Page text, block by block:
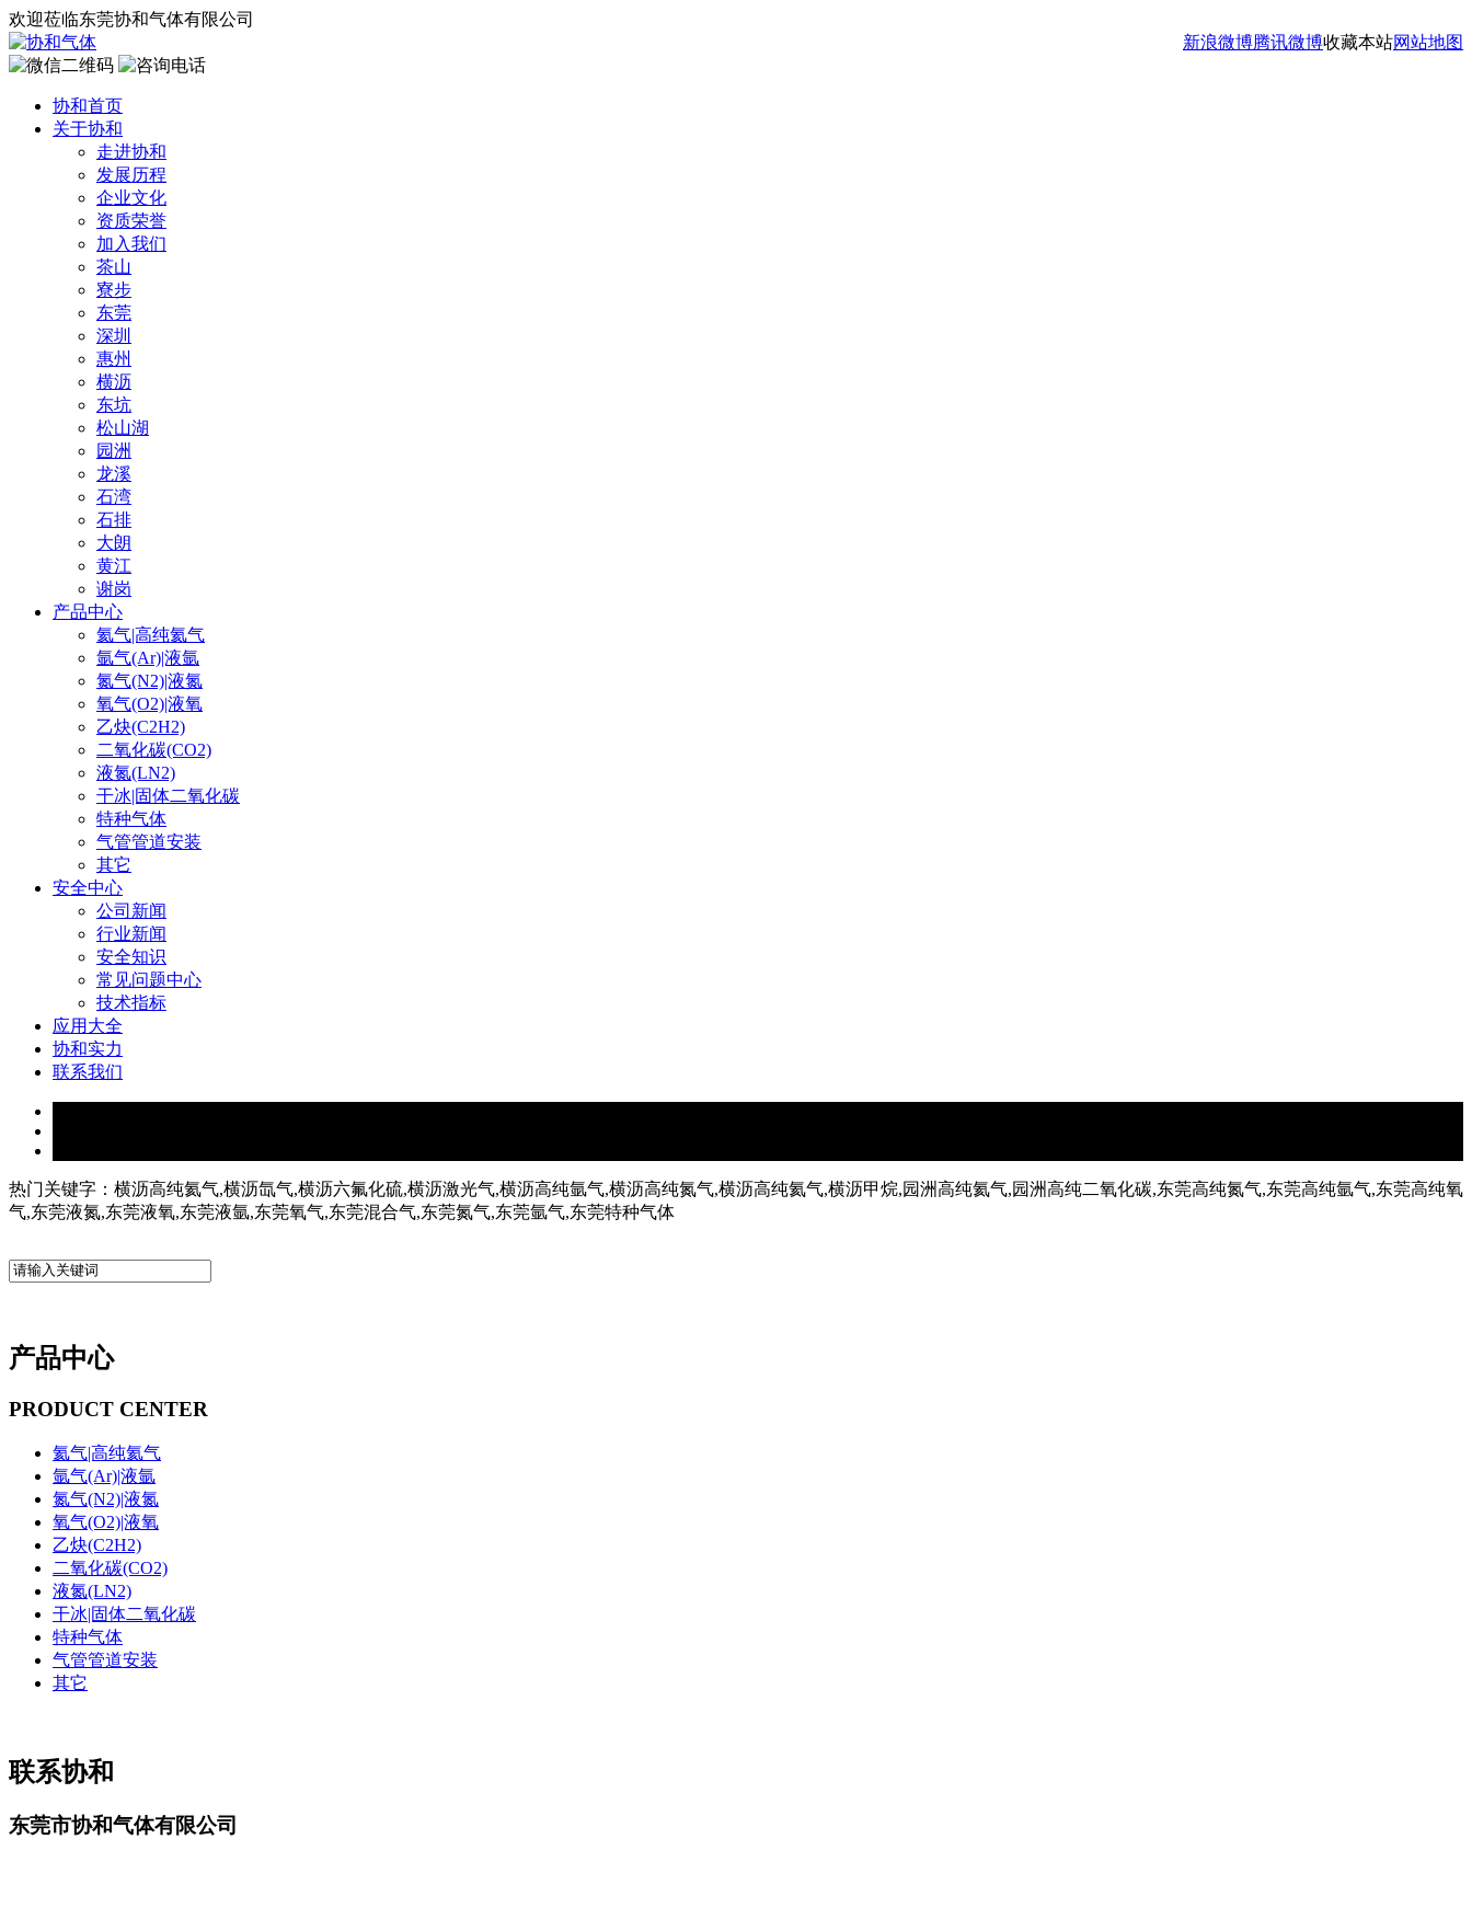
欢迎莅临东莞协和气体有限公司
新浪微博腾讯微博收藏本站网站地图
协和首页
关于协和
走进协和
发展历程
企业文化
资质荣誉
加入我们
茶山
寮步
东莞
深圳
惠州
横沥
东坑
松山湖
园洲
龙溪
石湾
石排
大朗
黄江
谢岗
产品中心
氦气|高纯氦气
氩气(Ar)|液氩
氮气(N2)|液氮
氧气(O2)|液氧
乙炔(C2H2)
二氧化碳(CO2)
液氮(LN2)
干冰|固体二氧化碳
特种气体
气管管道安装
其它
安全中心
公司新闻
行业新闻
安全知识
常见问题中心
技术指标
应用大全
协和实力
联系我们
热门关键字：横沥高纯氦气,横沥氙气,横沥六氟化硫,横沥激光气,横沥高纯氩气,横沥高纯氮气,横沥高纯氦气,横沥甲烷,园洲高纯氦气,园洲高纯二氧化碳,东莞高纯氮气,东莞高纯氩气,东莞高纯氧
气,东莞液氮,东莞液氧,东莞液氩,东莞氧气,东莞混合气,东莞氮气,东莞氩气,东莞特种气体
产品中心
PRODUCT CENTER
氦气|高纯氦气
氩气(Ar)|液氩
氮气(N2)|液氮
氧气(O2)|液氧
乙炔(C2H2)
二氧化碳(CO2)
液氮(LN2)
干冰|固体二氧化碳
特种气体
气管管道安装
其它
联系协和
东莞市协和气体有限公司